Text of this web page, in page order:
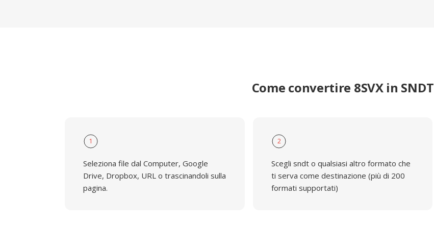
Come convertire 8SVX in SNDT
1
Seleziona file dal Computer, Google
Drive, Dropbox, URL o trascinandoli sulla
pagina.
2
Scegli sndt o qualsiasi altro formato che
ti serva come destinazione (più di 200
formati supportati)